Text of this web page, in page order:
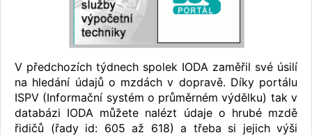
V předchozích týdnech spolek IODA zaměřil své úsilí
na hledání údajů o mzdách v dopravě. Díky portálu
ISPV (Informační systém o průměrném výdělku) tak v
databázi IODA můžete nalézt údaje o hrubé mzdě
řidičů (řady id: 605 až 618) a třeba si jejich výši